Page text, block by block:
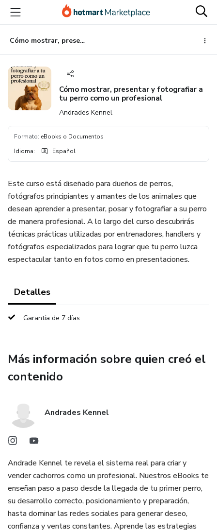
principal
página
de
página
Cómo mostrar, presentar y fotografiar a tu perro como un profesional
Cómo mostrar, presentar y fotografiar a
tu perro como un profesional
Andrades Kennel
Formato: eBooks o Documentos
Idioma: Español
Este curso está diseñado para dueños de perros,
fotógrafos principiantes y amantes de los animales que
desean aprender a presentar, posar y fotografiar a su perro
de manera profesional. A lo largo del curso descubrirás
técnicas prácticas utilizadas por entrenadores, handlers y
fotógrafos especializados para lograr que tu perro luzca
espectacular tanto en fotos como en presentaciones.
Detalles
Garantía de 7 días
Más información sobre quien creó el
contenido
Andrades Kennel
Andrade Kennel te revela el sistema real para criar y
vender cachorros como un profesional. Nuestros eBooks te
enseñan paso a paso desde la llegada de tu primer perro,
su desarrollo correcto, posicionamiento y preparación,
hasta dominar las redes sociales para generar deseo,
confianza y ventas constantes. Aprende las estrategias